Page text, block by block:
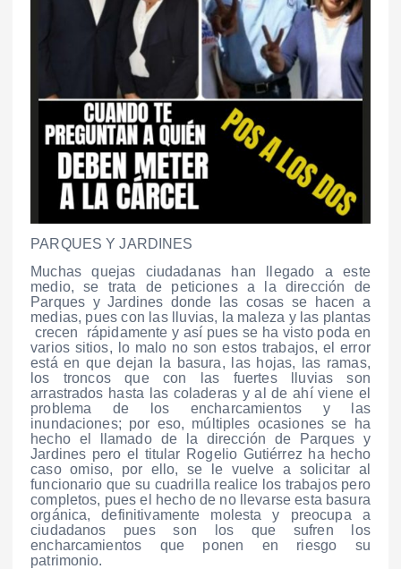
PARQUES Y JARDINES
Muchas quejas ciudadanas han llegado a este
medio, se trata de peticiones a la dirección de
Parques y Jardines donde las cosas se hacen a
medias, pues con las lluvias, la maleza y las plantas
crecen rápidamente y así pues se ha visto poda en
varios sitios, lo malo no son estos trabajos, el error
está en que dejan la basura, las hojas, las ramas,
los troncos que con las fuertes lluvias son
arrastrados hasta las coladeras y al de ahí viene el
problema de los encharcamientos y las
inundaciones; por eso, múltiples ocasiones se ha
hecho el llamado de la dirección de Parques y
Jardines pero el titular Rogelio Gutiérrez ha hecho
caso omiso, por ello, se le vuelve a solicitar al
funcionario que su cuadrilla realice los trabajos pero
completos, pues el hecho de no llevarse esta basura
orgánica, definitivamente molesta y preocupa a
ciudadanos pues son los que sufren los
encharcamientos que ponen en riesgo su
patrimonio.